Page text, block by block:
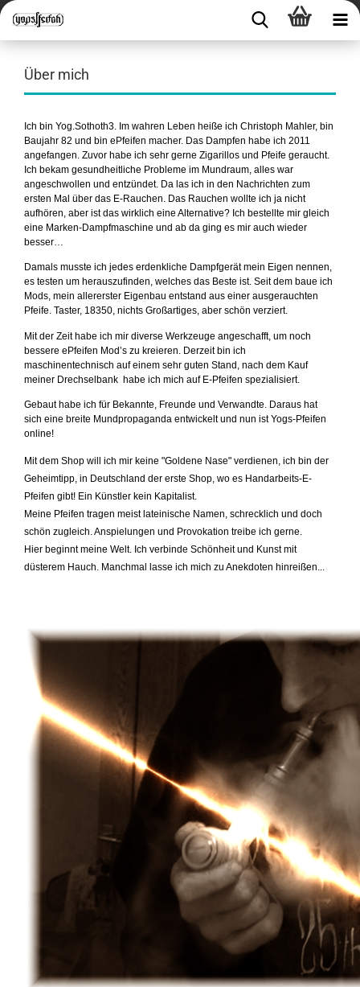
Über mich
Ich bin Yog.Sothoth3. Im wahren Leben heiße ich Christoph Mahler, bin
Baujahr 82 und bin ePfeifen macher. Das Dampfen habe ich 2011
angefangen. Zuvor habe ich sehr gerne Zigarillos und Pfeife geraucht.
Ich bekam gesundheitliche Probleme im Mundraum, alles war
angeschwollen und entzündet. Da las ich in den Nachrichten zum
ersten Mal über das E-Rauchen. Das Rauchen wollte ich ja nicht
aufhören, aber ist das wirklich eine Alternative? Ich bestellte mir gleich
eine Marken-Dampfmaschine und ab da ging es mir auch wieder
besser…
Damals musste ich jedes erdenkliche Dampfgerät mein Eigen nennen,
es testen um herauszufinden, welches das Beste ist. Seit dem baue ich
Mods, mein allererster Eigenbau entstand aus einer ausgerauchten
Pfeife. Taster, 18350, nichts Großartiges, aber schön verziert.
Mit der Zeit habe ich mir diverse Werkzeuge angeschafft, um noch
bessere ePfeifen Mod’s zu kreieren. Derzeit bin ich
maschinentechnisch auf einem sehr guten Stand, nach dem Kauf
meiner Drechselbank habe ich mich auf E-Pfeifen spezialisiert.
Gebaut habe ich für Bekannte, Freunde und Verwandte. Daraus hat
sich eine breite Mundpropaganda entwickelt und nun ist Yogs-Pfeifen
online!
Mit dem Shop will ich mir keine "Goldene Nase" verdienen, ich bin der
Geheimtipp, in Deutschland der erste Shop, wo es Handarbeits-E-
Pfeifen gibt! Ein Künstler kein Kapitalist.
Meine Pfeifen tragen meist lateinische Namen, schrecklich und doch
schön zugleich. Anspielungen und Provokation treibe ich gerne.
Hier beginnt meine Welt. Ich verbinde Schönheit und Kunst mit
düsterem Hauch. Manchmal lasse ich mich zu Anekdoten hinreißen...